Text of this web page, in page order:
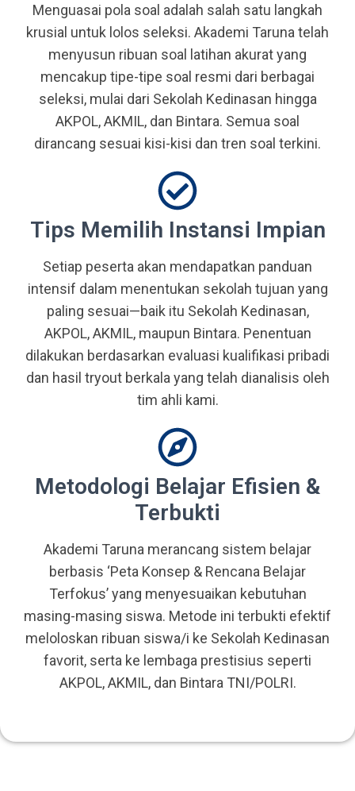
Menguasai pola soal adalah salah satu langkah
krusial untuk lolos seleksi. Akademi Taruna telah
menyusun ribuan soal latihan akurat yang
mencakup tipe-tipe soal resmi dari berbagai
seleksi, mulai dari Sekolah Kedinasan hingga
AKPOL, AKMIL, dan Bintara. Semua soal
dirancang sesuai kisi-kisi dan tren soal terkini.
Tips Memilih Instansi Impian
Setiap peserta akan mendapatkan panduan
intensif dalam menentukan sekolah tujuan yang
paling sesuai—baik itu Sekolah Kedinasan,
AKPOL, AKMIL, maupun Bintara. Penentuan
dilakukan berdasarkan evaluasi kualifikasi pribadi
dan hasil tryout berkala yang telah dianalisis oleh
tim ahli kami.
Metodologi Belajar Efisien &
Terbukti
Akademi Taruna merancang sistem belajar
berbasis ‘Peta Konsep & Rencana Belajar
Terfokus’ yang menyesuaikan kebutuhan
masing-masing siswa. Metode ini terbukti efektif
meloloskan ribuan siswa/i ke Sekolah Kedinasan
favorit, serta ke lembaga prestisius seperti
AKPOL, AKMIL, dan Bintara TNI/POLRI.